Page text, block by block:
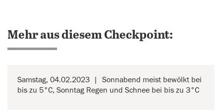
Mehr aus diesem Checkpoint:
Samstag, 04.02.2023
Sonnabend meist bewölkt bei
bis zu 5°C, Sonntag Regen und Schnee bei bis zu 3°C